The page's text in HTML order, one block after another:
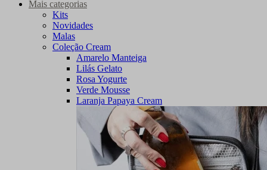
Mais categorias
Kits
Novidades
Malas
Coleção Cream
Amarelo Manteiga
Lilás Gelato
Rosa Yogurte
Verde Mousse
Laranja Papaya Cream